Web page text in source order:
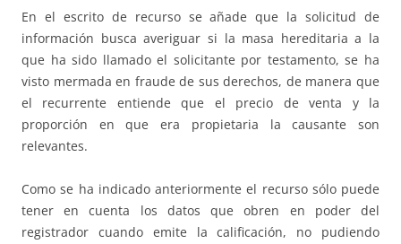
En el escrito de recurso se añade que la solicitud de
información busca averiguar si la masa hereditaria a la
que ha sido llamado el solicitante por testamento, se ha
visto mermada en fraude de sus derechos, de manera que
el recurrente entiende que el precio de venta y la
proporción en que era propietaria la causante son
relevantes.
Como se ha indicado anteriormente el recurso sólo puede
tener en cuenta los datos que obren en poder del
registrador cuando emite la calificación, no pudiendo